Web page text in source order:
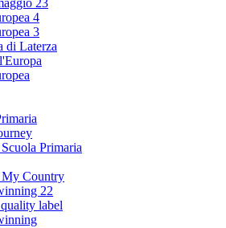
23
4
3
di Laterza
Primaria
Country
22
label